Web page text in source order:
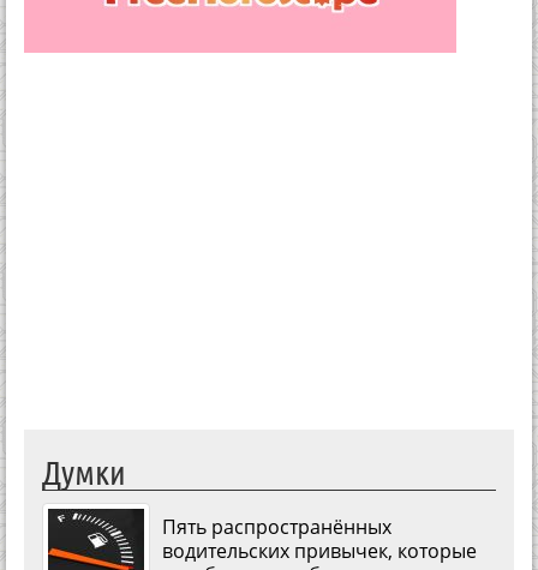
Думки
Пять распространённых
водительских привычек, которые